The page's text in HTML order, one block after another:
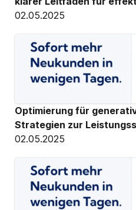
02.05.2025
Optimierung für
Strategien zur
02.05.2025